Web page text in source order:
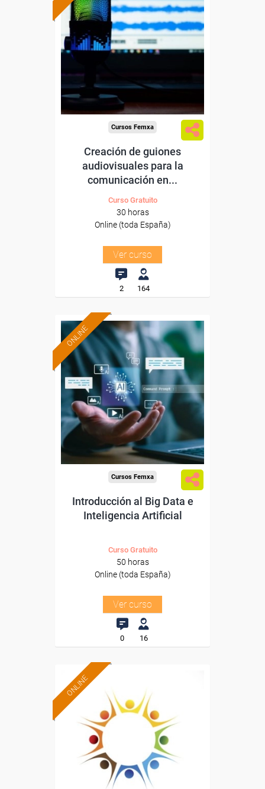
Formación 100%
subvencionada.
Para desempleados,
trabajadores y autónomos.
-Información, Comunicación
y Artes Gráficas.
Cursos Femxa
Creación de guiones
audiovisuales para la
comunicación en...
Curso Gratuito
30 horas
Online (toda España)
Ver curso
2 164
ONLINE
Formación 100%
subvencionada.
Para desempleados,
trabajadores y autónomos.
Sector
-Servicios a las Empresas.
Cursos Femxa
Introducción al Big Data e
Inteligencia Artificial
Curso Gratuito
50 horas
Online (toda España)
Ver curso
0 16
ONLINE
Formación 100%
subvencionada.
Para desempleados,
trabajadores y autónomos.
Sector
-Educación.